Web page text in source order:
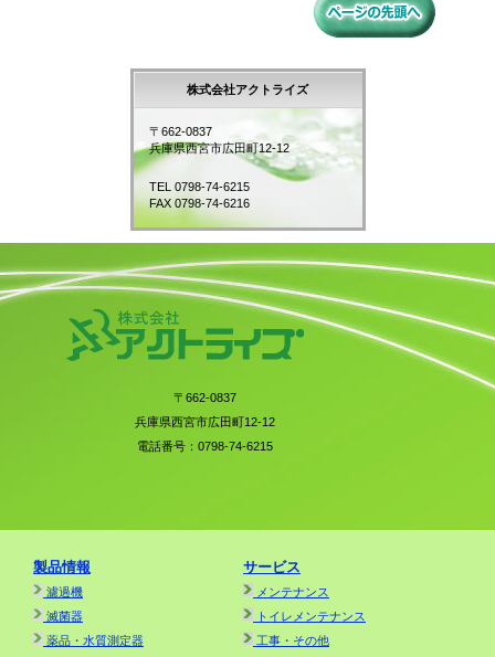
株式会社アクトライズ
〒662-0837
兵庫県西宮市広田町12-12
TEL 0798-74-6215
FAX 0798-74-6216
〒662-0837
兵庫県西宮市広田町12-12
電話番号：0798-74-6215
製品情報
濾過機
滅菌器
薬品・水質測定器
サービス
メンテナンス
トイレメンテナンス
工事・その他